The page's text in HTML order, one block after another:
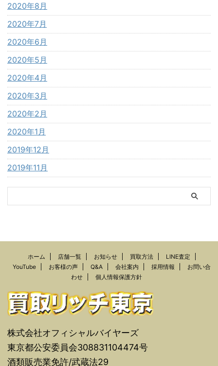
2020年8月
2020年7月
2020年6月
2020年5月
2020年4月
2020年3月
2020年2月
2020年1月
2019年12月
2019年11月
ホーム 店舗一覧 お知らせ 買取方法
LINE査定
YouTube
お客様の声 Q&A 会社案内 採用情報
お問い合
わせ
個人情報保護方針
株式会社オフィシャルバイヤーズ
東京都公安委員会308831104474号
酒類販売業免許/武蔵法29